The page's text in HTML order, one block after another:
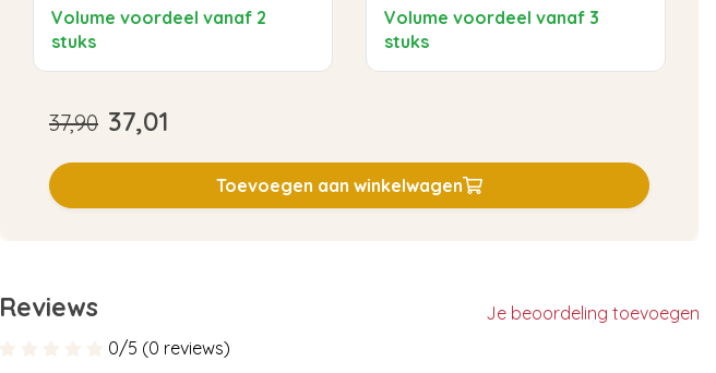
Volume voordeel vanaf 2
stuks
Volume voordeel vanaf 3
stuks
37,90 37,01
Toevoegen aan winkelwagen
Reviews
Je beoordeling toevoegen
0/5 (0 reviews)